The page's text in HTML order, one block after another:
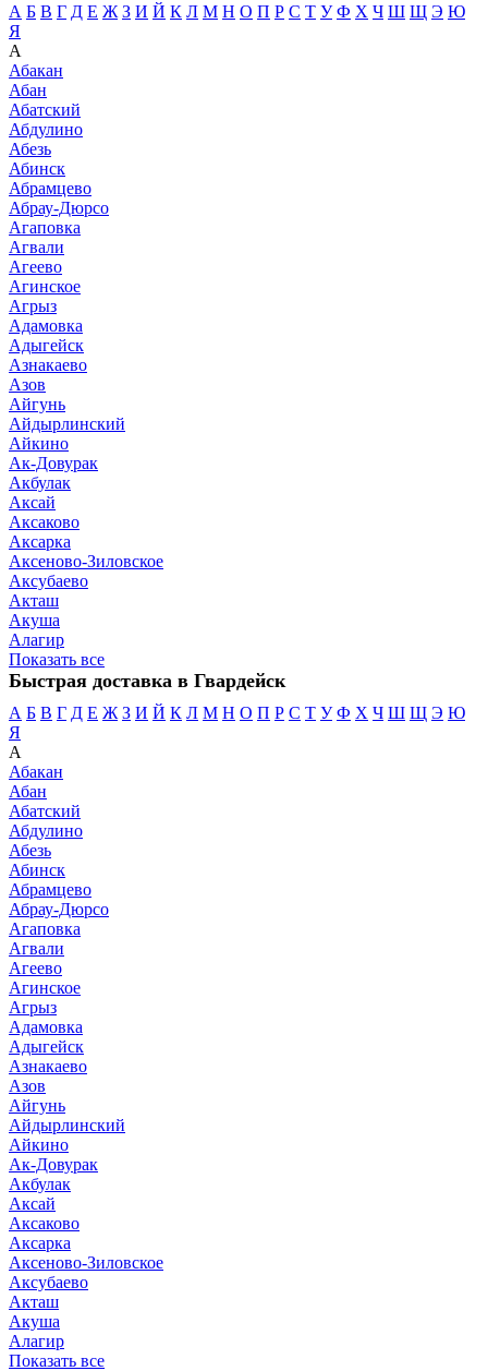
А Б В Г Д Е Ж З И Й К Л М Н О П Р С Т У Ф Х Ч Ш Щ Э Ю
Я
А
Абакан
Абан
Абатский
Абдулино
Абезь
Абинск
Абрамцево
Абрау-Дюрсо
Агаповка
Агвали
Агеево
Агинское
Агрыз
Адамовка
Адыгейск
Азнакаево
Азов
Айгунь
Айдырлинский
Айкино
Ак-Довурак
Акбулак
Аксай
Аксаково
Аксарка
Аксеново-Зиловское
Аксубаево
Акташ
Акуша
Алагир
Показать все
Быстрая доставка в Гвардейск
А Б В Г Д Е Ж З И Й К Л М Н О П Р С Т У Ф Х Ч Ш Щ Э Ю
Я
А
Абакан
Абан
Абатский
Абдулино
Абезь
Абинск
Абрамцево
Абрау-Дюрсо
Агаповка
Агвали
Агеево
Агинское
Агрыз
Адамовка
Адыгейск
Азнакаево
Азов
Айгунь
Айдырлинский
Айкино
Ак-Довурак
Акбулак
Аксай
Аксаково
Аксарка
Аксеново-Зиловское
Аксубаево
Акташ
Акуша
Алагир
Показать все